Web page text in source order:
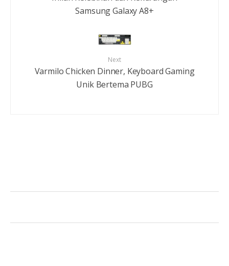
Samsung Galaxy A8+
Next
Varmilo Chicken Dinner, Keyboard Gaming
Unik Bertema PUBG